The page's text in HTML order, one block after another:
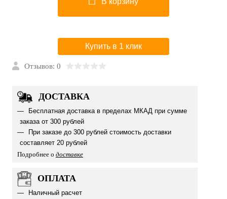
Купить в 1 клик
Отзывов: 0
ДОСТАВКА
Бесплатная доставка в пределах МКАД при сумме
заказа от 300 рублей
При заказе до 300 рублей стоимость доставки
составляет 20 рублей
Подробнее о доставке
ОПЛАТА
Наличный расчет